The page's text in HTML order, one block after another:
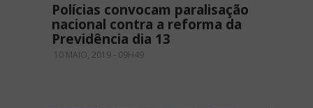
Polícias convocam paralisação
nacional contra a reforma da
Previdência dia 13
10 MAIO, 2019 - 09H49